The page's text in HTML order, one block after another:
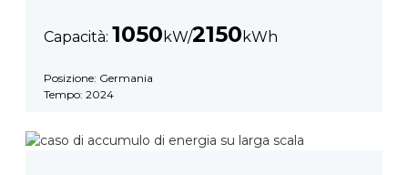
Capacità: 1050 kW/2150 kWh
Posizione: Germania
Tempo: 2024